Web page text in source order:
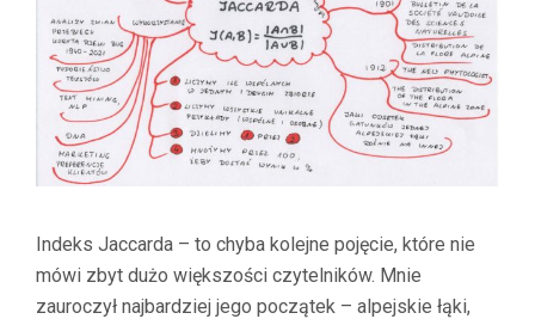
Indeks Jaccarda – to chyba kolejne pojęcie, które nie
mówi zbyt dużo większości czytelników. Mnie
zauroczył najbardziej jego początek – alpejskie łąki,